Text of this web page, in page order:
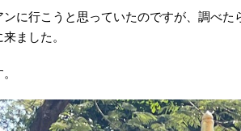
ンに行こうと思っていたのですが、調べた
来ました。